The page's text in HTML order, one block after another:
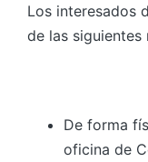
Los interesados
de las siguientes
De forma
oficina de